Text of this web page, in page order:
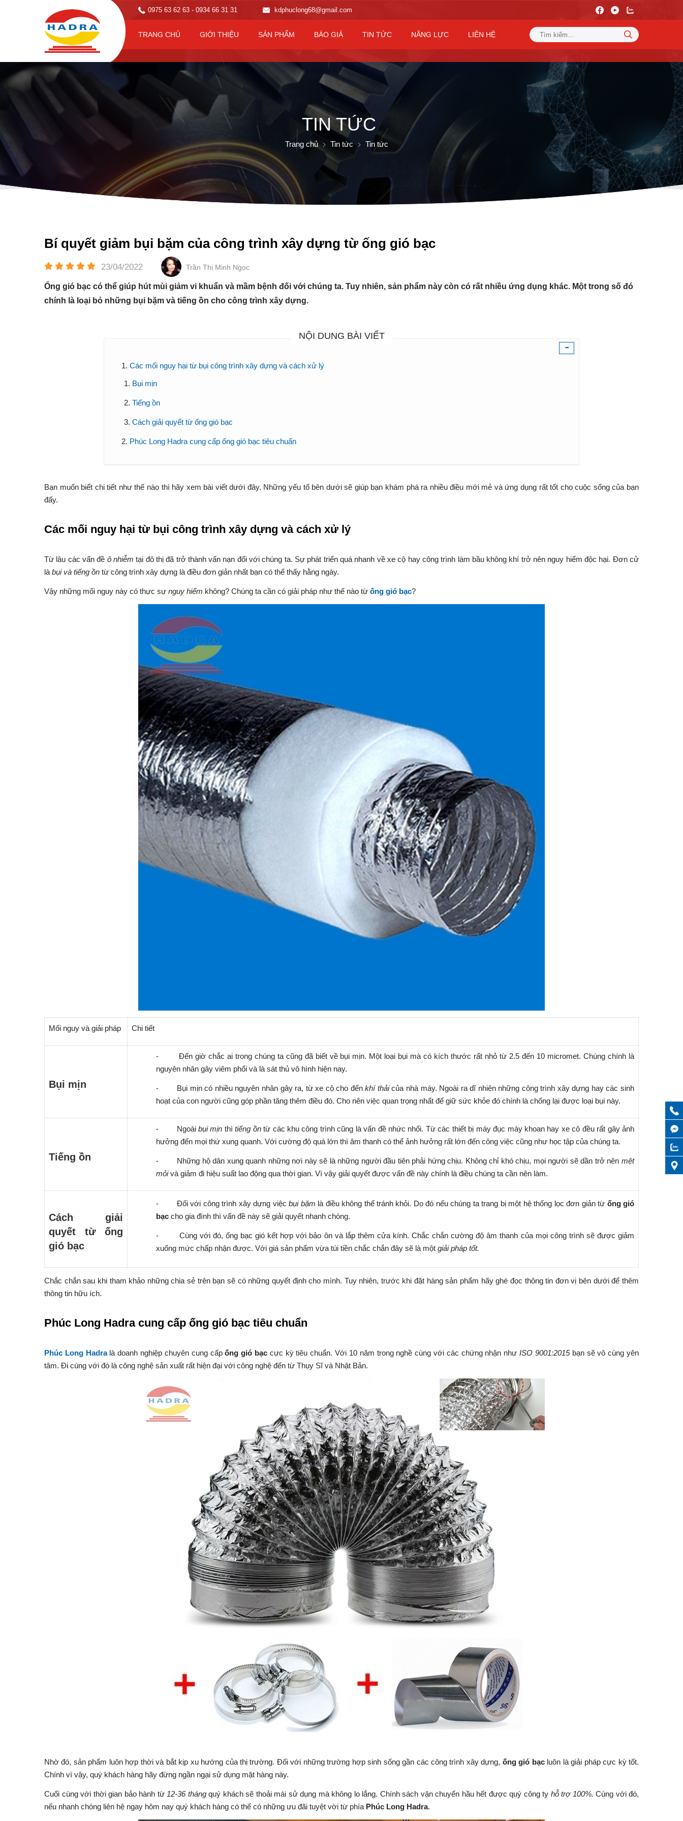
0975 63 62 63 - 0934 66 31 31 kdphuclong68@gmail.com
TRANG CHỦ GIỚI THIỆU SẢN PHẨM BÁO GIÁ TIN TỨC NĂNG LỰC LIÊN HỆ
TIN TỨC
Trang chủ Tin tức Tin tức
Bí quyết giảm bụi bặm của công trình xây dựng từ ống gió bạc
23/04/2022 Trần Thị Minh Ngọc
Ống gió bạc có thể giúp hút mùi giảm vi khuẩn và mầm bệnh đối với chúng ta. Tuy nhiên, sản phẩm này còn có rất nhiều ứng dụng khác. Một trong số đó
chính là loại bỏ những bụi bặm và tiếng ồn cho công trình xây dựng.
-
NỘI DUNG BÀI VIẾT
Các mối nguy hại từ bụi công trình xây dựng và cách xử lý
Bụi mịn
Tiếng ồn
Cách giải quyết từ ống gió bạc
Phúc Long Hadra cung cấp ống gió bạc tiêu chuẩn
Bạn muốn biết chi tiết như thế nào thì hãy xem bài viết dưới đây. Những yếu tố bên dưới sẽ giúp bạn khám phá ra nhiều điều mới mẻ và ứng dụng rất tốt cho cuộc sống của bạn
đấy.
Các mối nguy hại từ bụi công trình xây dựng và cách xử lý
Từ lâu các vấn đề ô nhiễm tại đô thị đã trở thành vấn nạn đối với chúng ta. Sự phát triển quá nhanh về xe cộ hay công trình làm bầu không khí trở nên nguy hiểm độc hại. Đơn cử
là bụi và tiếng ồn từ công trình xây dựng là điều đơn giản nhất bạn có thể thấy hằng ngày.
Vậy những mối nguy này có thực sự nguy hiểm không? Chúng ta cần có giải pháp như thế nào từ ống gió bạc?
Mối nguy và giải pháp Chi tiết
Bụi mịn
-
Đến giờ chắc ai trong chúng ta cũng đã biết về bụi mịn. Một loại bụi mà có kích thước rất nhỏ từ 2.5 đến 10 micromet. Chúng chính là
nguyên nhân gây viêm phổi và là sát thủ vô hình hiện nay.
- Bụi mịn có nhiều nguyên nhân gây ra, từ xe cộ cho đếnkhí thảicủa nhà máy. Ngoài ra dĩ nhiên những công trình xây dựng hay các sinh
hoạt của con người cũng góp phần tăng thêm điều đó. Cho nên việc quan trọng nhất để giữ sức khỏe đó chính là chống lại được loại bụi này.
Tiếng ồn
- Ngoài bụi mịn thìtiếng ồntừ các khu công trình cũng là vấn đề nhức nhối. Từ các thiết bị máy đục máy khoan hay xe cô đều rất gây ảnh
hưởng đến mọi thứ xung quanh. Với cường độ quá lớn thì âm thanh có thể ảnh hưởng rất lớn đến công việc cũng như học tập của chúng ta.
- Những hộ dân xung quanh những nơi này sẽ là những người đầu tiên phải hứng chịu. Không chỉ khó chịu, mọi người sẽ dần trở nênmệt
mỏivà giảm đi hiệu suất lao động qua thời gian. Vì vậy giải quyết được vấn đề này chính là điều chúng ta cần nên làm.
Cách giải
quyết từ ống
gió bạc
- Đối với công trình xây dựng việcbụi bặm là điều không thể tránh khỏi. Do đó nếu chúng ta trang bị một hệ thống lọc đơn giản từ ống gió
bạc cho gia đình thì vấn đề này sẽ giải quyết nhanh chóng.
-
Cùng với đó, ống bạc gió kết hợp với bảo ôn và lắp thêm cửa kính. Chắc chắn cường độ âm thanh của mọi công trình sẽ được giảm
xuống mức chấp nhận được. Với giá sản phẩm vừa túi tiền chắc chắn đây sẽ là một giải pháp tốt.
Chắc chắn sau khi tham khảo những chia sẻ trên bạn sẽ có những quyết định cho mình. Tuy nhiên, trước khi đặt hàng sản phẩm hãy ghé đọc thông tin đơn vị bên dưới để thêm
thông tin hữu ích.
Phúc Long Hadra cung cấp ống gió bạc tiêu chuẩn
Phúc Long Hadralà doanh nghiệp chuyên cung cấpống gió bạc cực kỳ tiêu chuẩn. Với 10 năm trong nghề cùng với các chứng nhận nhưISO 9001:2015bạn sẽ vô cùng yên
tâm. Đi cùng với đó là công nghệ sản xuất rất hiện đại với công nghệ đến từ Thụy Sĩ và Nhật Bản.
Nhờ đó, sản phẩm luôn hợp thời và bắt kịp xu hướng của thị trường. Đối với những trường hợp sinh sống gần các công trình xây dựng, ống gió bạcluôn là giải pháp cực kỳ tốt.
Chính vì vậy, quý khách hàng hãy đừng ngần ngại sử dụng mặt hàng này.
Cuối cùng với thời gian bảo hành từ 12-36 thángquý khách sẽ thoải mái sử dụng mà không lo lắng. Chính sách vận chuyển hầu hết được quý công ty hỗ trợ 100%. Cùng với đó,
nếu nhanh chóng liên hệ ngay hôm nay quý khách hàng có thể có những ưu đãi tuyệt vời từ phía Phúc Long Hadra.